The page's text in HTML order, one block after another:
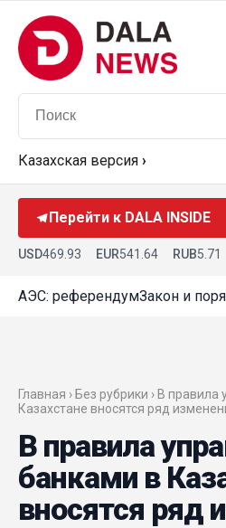
Казахская версия ›
Перейти к DALA INSIDE
USD469.93 EUR541.64 RUB5.71
АЭС: референдумЗакон и
Главная › Без рубрики › В
Казахстане вносятся ряд
В правила
банками в
вносятся ряд